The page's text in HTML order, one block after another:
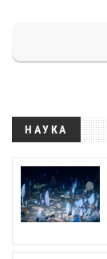
НАУКА